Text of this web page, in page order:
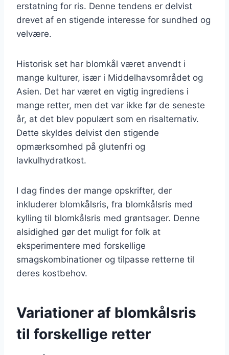
erstatning for ris. Denne tendens er delvist
drevet af en stigende interesse for sundhed og
velvære.
Historisk set har blomkål været anvendt i
mange kulturer, især i Middelhavsområdet og
Asien. Det har været en vigtig ingrediens i
mange retter, men det var ikke før de seneste
år, at det blev populært som en risalternativ.
Dette skyldes delvist den stigende
opmærksomhed på glutenfri og
lavkulhydratkost.
I dag findes der mange opskrifter, der
inkluderer blomkålsris, fra blomkålsris med
kylling til blomkålsris med grøntsager. Denne
alsidighed gør det muligt for folk at
eksperimentere med forskellige
smagskombinationer og tilpasse retterne til
deres kostbehov.
Variationer af blomkålsris
til forskellige retter